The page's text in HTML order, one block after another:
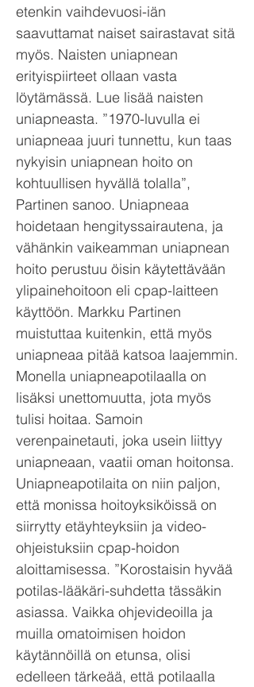
etenkin vaihdevuosi-iän
saavuttamat naiset sairastavat sitä
myös. Naisten uniapnean
erityispiirteet ollaan vasta
löytämässä. Lue lisää naisten
uniapneasta. ”1970-luvulla ei
uniapneaa juuri tunnettu, kun taas
nykyisin uniapnean hoito on
kohtuullisen hyvällä tolalla”,
Partinen sanoo. Uniapneaa
hoidetaan hengityssairautena, ja
vähänkin vaikeamman uniapnean
hoito perustuu öisin käytettävään
ylipainehoitoon eli cpap-laitteen
käyttöön. Markku Partinen
muistuttaa kuitenkin, että myös
uniapneaa pitää katsoa laajemmin.
Monella uniapneapotilaalla on
lisäksi unettomuutta, jota myös
tulisi hoitaa. Samoin
verenpainetauti, joka usein liittyy
uniapneaan, vaatii oman hoitonsa.
Uniapneapotilaita on niin paljon,
että monissa hoitoyksiköissä on
siirrytty etäyhteyksiin ja video-
ohjeistuksiin cpap-hoidon
aloittamisessa. ”Korostaisin hyvää
potilas-lääkäri-suhdetta tässäkin
asiassa. Vaikka ohjevideoilla ja
muilla omatoimisen hoidon
käytännöillä on etunsa, olisi
edelleen tärkeää, että potilaalla